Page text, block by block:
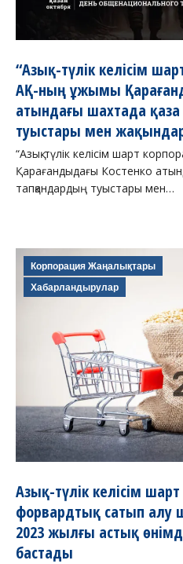
“Азық-түлік келісім
АҚ-ның ұжымы
атындағы шахтада
туыстары мен
“Азық-түлік келісім шарт
Қарағандыдағы Костенко
тапқандардың туыстары мен…
Корпорация Жаңалықтары
Хабарландырулар
Азық-түлік келісім
форвардтық сатып алу
2023 жылғы астық
бастады